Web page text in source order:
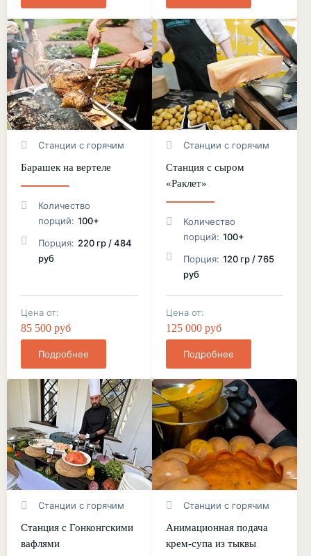
Станции с горячим
Барашек на вертеле
Количество
порций: 100+
Порция: 220 гр / 484
руб
Цена от:
85 500 руб
Подробнее
Станции с горячим
Станция с сыром
«Раклет»
Количество
порций: 100+
Порция: 120 гр / 765
руб
Цена от:
125 000 руб
Подробнее
Станции с горячим
Станция с Гонконгскими
вафлями
Станции с горячим
Анимационная подача
крем-супа из тыквы